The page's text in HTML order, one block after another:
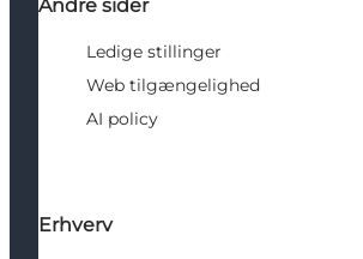
Andre sider
Ledige stillinger
Web tilgængelighed
AI policy
Erhverv